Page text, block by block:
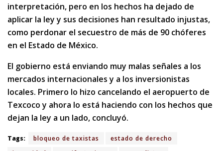
interpretación, pero en los hechos ha dejado de
aplicar la ley y sus decisiones han resultado injustas,
como perdonar el secuestro de más de 90 chóferes
en el Estado de México.
El gobierno está enviando muy malas señales a los
mercados internacionales y a los inversionistas
locales. Primero lo hizo cancelando el aeropuerto de
Texcoco y ahora lo está haciendo con los hechos que
dejan la ley a un lado, concluyó.
Tags: bloqueo de taxistas
estado de derecho